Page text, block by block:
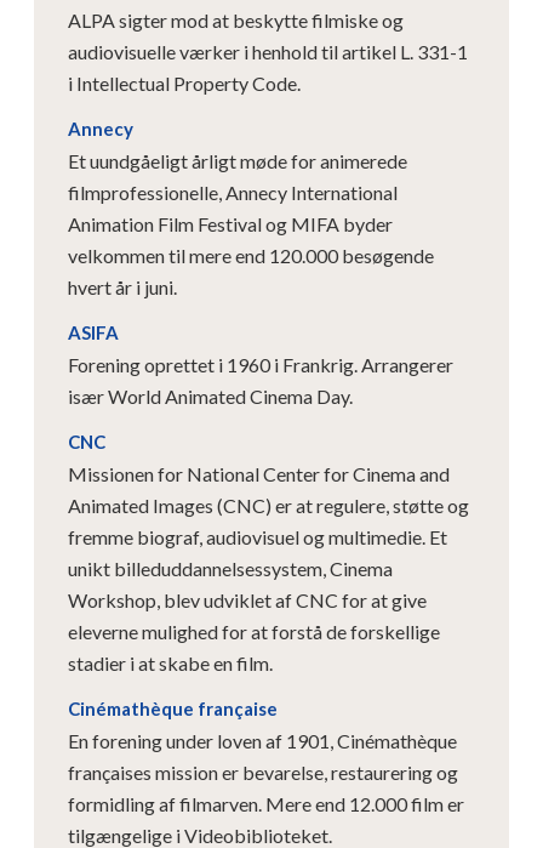
ALPA sigter mod at beskytte filmiske og
audiovisuelle værker i henhold til artikel L. 331-1
i Intellectual Property Code.
Annecy
Et uundgåeligt årligt møde for animerede
filmprofessionelle, Annecy International
Animation Film Festival og MIFA byder
velkommen til mere end 120.000 besøgende
hvert år i juni.
ASIFA
Forening oprettet i 1960 i Frankrig. Arrangerer
især World Animated Cinema Day.
CNC
Missionen for National Center for Cinema and
Animated Images (CNC) er at regulere, støtte og
fremme biograf, audiovisuel og multimedie. Et
unikt billeduddannelsessystem, Cinema
Workshop, blev udviklet af CNC for at give
eleverne mulighed for at forstå de forskellige
stadier i at skabe en film.
Cinémathèque française
En forening under loven af ​​1901, Cinémathèque
françaises mission er bevarelse, restaurering og
formidling af filmarven. Mere end 12.000 film er
tilgængelige i Videobiblioteket.